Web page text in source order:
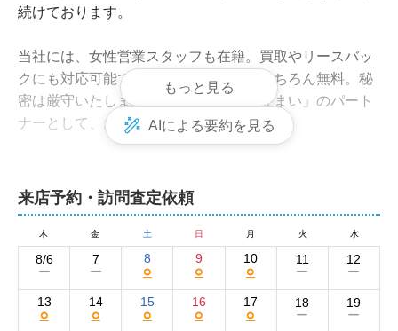
来店予約・訪問査定依頼
木 金 土 日 月 火 水
8/6
ー
7
ー
8
○
9
○
10
○
11
ー
12
ー
13
○
14
○
15
○
16
○
17
○
18
ー
19
ー
続けております。
当社には、女性営業スタッフも在籍。買取やリースバッ
クにも対応可能です。査定＆ご相談はもちろん無料。秘
密は厳守いたします。広島における「住まい」のパート
ナーとして、お気軽にご利用ください。
しているところ。広島市は、代表が不動産業を始め、
数々の経験やノウハウを学んだ街。そのため、さまざま
な不動産情報に精通しています。
また、素早く細かい対応を心がけている点も当社の強み
です。お問い合わせやご質問に即時対応するだけでな
く、買取やリースバックなど、あらゆる側面から売主様
もっと見る
AIによる要約を見る